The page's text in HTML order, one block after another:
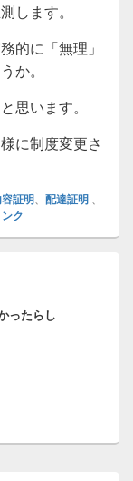
します。
的に「無理」
か。
思います。
に制度変更さ
証明 配達証明
ク
ったらし